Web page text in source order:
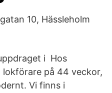
10, Hässleholm
i Hos
lokförare på 44 veckor,
Vi finns i